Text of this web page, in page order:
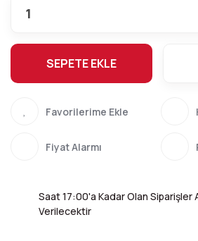
SEPETE EKLE
Fiyat Alarmı
Saat 17:00'a Kadar Olan Siparişler
Verilecektir